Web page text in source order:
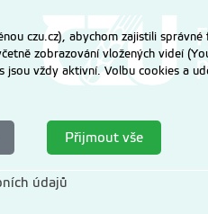
czu.cz), abychom zajistili
zobrazování vložených videí
vždy aktivní. Volbu cookies a
Přijmout vše
údajů